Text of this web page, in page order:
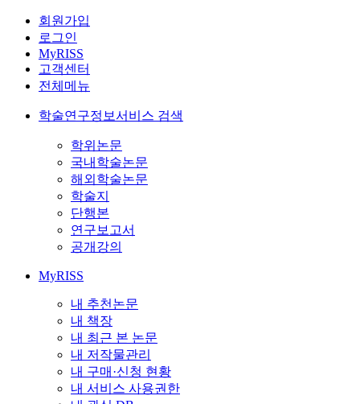
회원가입
로그인
MyRISS
고객센터
전체메뉴
학술연구정보서비스 검색
학위논문
국내학술논문
해외학술논문
학술지
단행본
연구보고서
공개강의
MyRISS
내 추천논문
내 책장
내 최근 본 논문
내 저작물관리
내 구매·신청 현황
내 서비스 사용권한